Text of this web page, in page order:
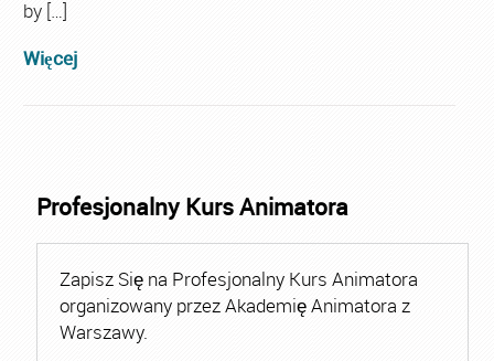
by […]
Więcej
Profesjonalny Kurs Animatora
Zapisz Się na Profesjonalny Kurs Animatora
organizowany przez Akademię Animatora z
Warszawy.